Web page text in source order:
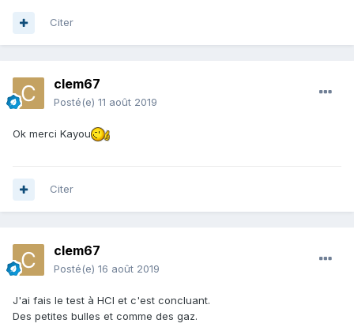
Citer
clem67
Posté(e) 11 août 2019
Ok merci Kayou
Citer
clem67
Posté(e) 16 août 2019
J'ai fais le test à HCl et c'est concluant.
Des petites bulles et comme des gaz.